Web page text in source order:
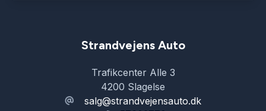
Strandvejens Auto
Trafikcenter Alle 3
4200 Slagelse
salg@strandvejensauto.dk